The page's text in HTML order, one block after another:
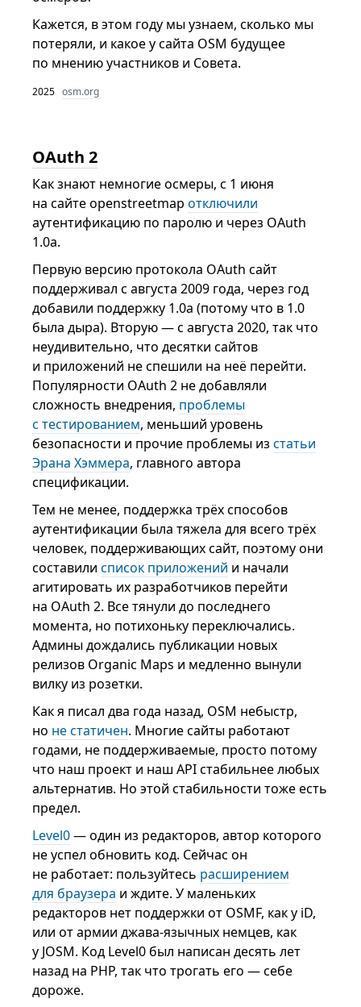
Кажется, в этом году мы узнаем, сколько мы
потеряли, и какое у сайта OSM будущее
по мнению участников и Совета.
2025 osm.org
OAuth 2
Как знают немногие осмеры, с 1 июня
на сайте openstreetmapотключили
аутентификацию по паролю и через OAuth
1.0a.
Первую версию протокола OAuth сайт
поддерживал с августа 2009 года, через год
добавили поддержку 1.0a (потому что в 1.0
была дыра). Вторую — с августа 2020, так что
неудивительно, что десятки сайтов
и приложений не спешили на неё перейти.
Популярности OAuth 2 не добавляли
сложность внедрения, проблемы
с тестированием, меньший уровень
безопасности и прочие проблемы изстатьи
Эрана Хэммера, главного автора
спецификации.
Тем не менее, поддержка трёх способов
аутентификации была тяжела для всего трёх
человек, поддерживающих сайт, поэтому они
составилисписок приложений и начали
агитировать их разработчиков перейти
на OAuth 2. Все тянули до последнего
момента, но потихоньку переключались.
Админы дождались публикации новых
релизов Organic Maps и медленно вынули
вилку из розетки.
Как я писал два года назад, OSM небыстр,
но не статичен. Многие сайты работают
годами, не поддерживаемые, просто потому
что наш проект и наш API стабильнее любых
альтернатив. Но этой стабильности тоже есть
предел.
Level0— один из редакторов, автор которого
не успел обновить код. Сейчас он
не работает: пользуйтесь расширением
для браузера и ждите. У маленьких
редакторов нет поддержки от OSMF, как у iD,
или от армии джава-язычных немцев, как
у JOSM. Код Level0 был написан десять лет
назад на PHP, так что трогать его — себе
дороже.